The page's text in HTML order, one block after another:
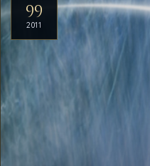
99
2011